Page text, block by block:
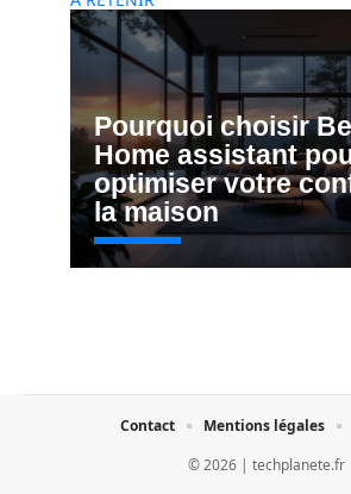
Pourquoi choisir
Home assistant
optimiser votre
la maison
© 2026 | techplanete.fr
Contact Mentions légales